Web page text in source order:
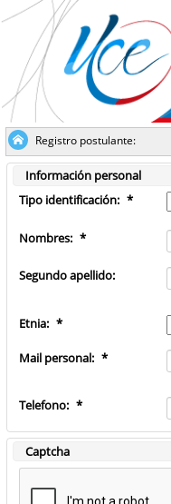
Registro postulante:
Información personal
Tipo identificación: *
Nombres: *
Segundo apellido:
Etnia: *
Mail personal: *
Telefono: *
Captcha